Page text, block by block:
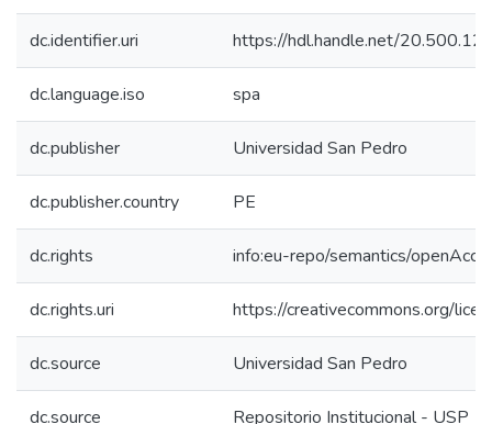
dc.identifier.uri https://hdl.handle.net/
dc.language.iso spa
dc.publisher Universidad San Pedro
dc.publisher.country PE
dc.rights info:eu-repo/semantics/
dc.rights.uri https://creativecommons.org/
dc.source Universidad San Pedro
dc.source Repositorio Institucional - USP